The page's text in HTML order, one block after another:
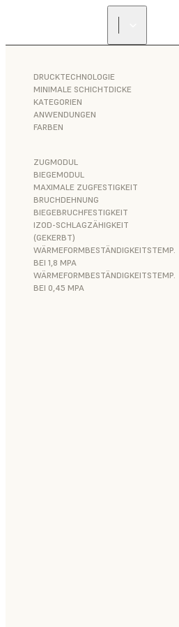
DRUCKTECHNOLOGIE
MINIMALE SCHICHTDICKE
KATEGORIEN
ANWENDUNGEN
FARBEN
ZUGMODUL
BIEGEMODUL
MAXIMALE ZUGFESTIGKEIT
BRUCHDEHNUNG
BIEGEBRUCHFESTIGKEIT
IZOD-SCHLAGZÄHIGKEIT
(GEKERBT)
WÄRMEFORMBESTÄNDIGKEITSTEMP.
BEI 1,8 MPA
WÄRMEFORMBESTÄNDIGKEITSTEMP.
BEI 0,45 MPA